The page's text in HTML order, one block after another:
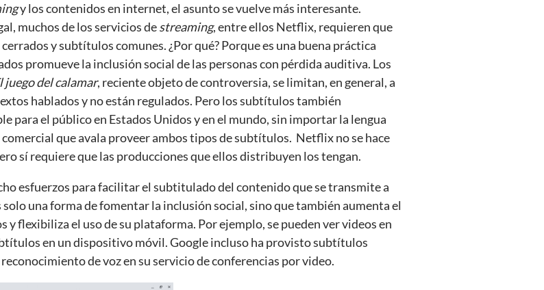
y los contenidos en internet, el asunto se vuelve más interesante.
muchos de los servicios destreaming, entre ellos Netflix, requieren que
y subtítulos comunes. ¿Por qué? Porque es una buena práctica
promueve la inclusión social de las personas con pérdida auditiva. Los
juego del calamar, reciente objeto de controversia, se limitan, en general, a
hablados y no están regulados. Pero los subtítulos también
para el público en Estados Unidos y en el mundo, sin importar la lengua
comercial que avala proveer ambos tipos de subtítulos. Netflix no se hace
sí requiere que las producciones que ellos distribuyen los tengan.
esfuerzos para facilitar el subtitulado del contenido que se transmite a
una forma de fomentar la inclusión social, sino que también aumenta el
y flexibiliza el uso de su plataforma. Por ejemplo, se pueden ver videos en
en un dispositivo móvil. Google incluso ha provisto subtítulos
de voz en su servicio de conferencias por video.